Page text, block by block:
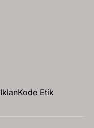
IklanKode Etik